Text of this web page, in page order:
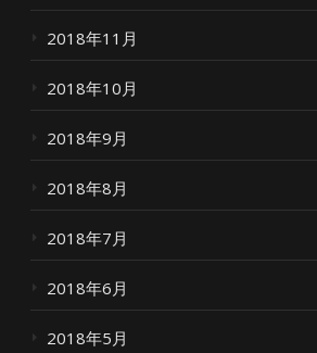
2018年11月
2018年10月
2018年9月
2018年8月
2018年7月
2018年6月
2018年5月